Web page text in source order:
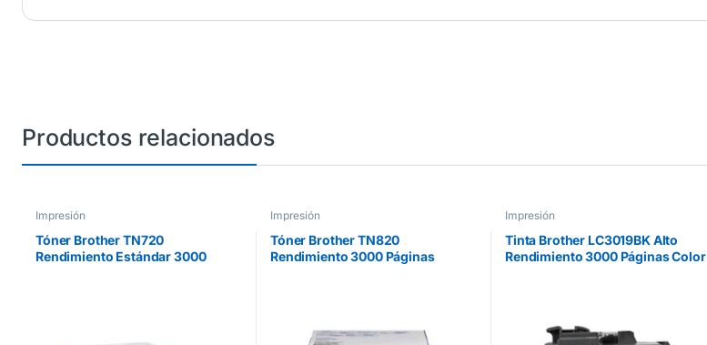
Productos relacionados
Impresión
Tóner Brother TN720
Rendimiento Estándar 3000
Impresión
Tóner Brother TN820
Rendimiento 3000 Páginas
Impresión
Tinta Brother LC3019BK Alto
Rendimiento 3000 Páginas Color